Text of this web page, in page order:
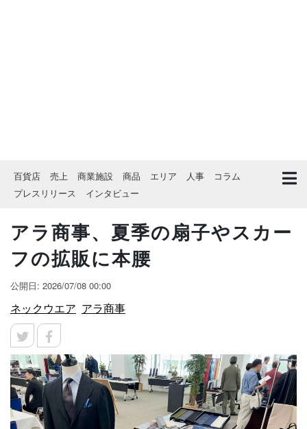
百貨店 売上 商業施設 商品 エリア 人事
コラム
プレスリリース
インタビュー
アラ商事、夏季の扇子やスカー
フの拡販に本腰
公開日: 2026/07/08 00:00
ネックウエア アラ商事